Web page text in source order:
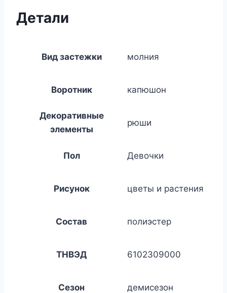
Детали
Вид застежки молния
Воротник капюшон
Декоративные
элементы
рюши
Пол Девочки
Рисунок цветы и растения
Состав полиэстер
ТНВЭД 6102309000
Сезон демисезон